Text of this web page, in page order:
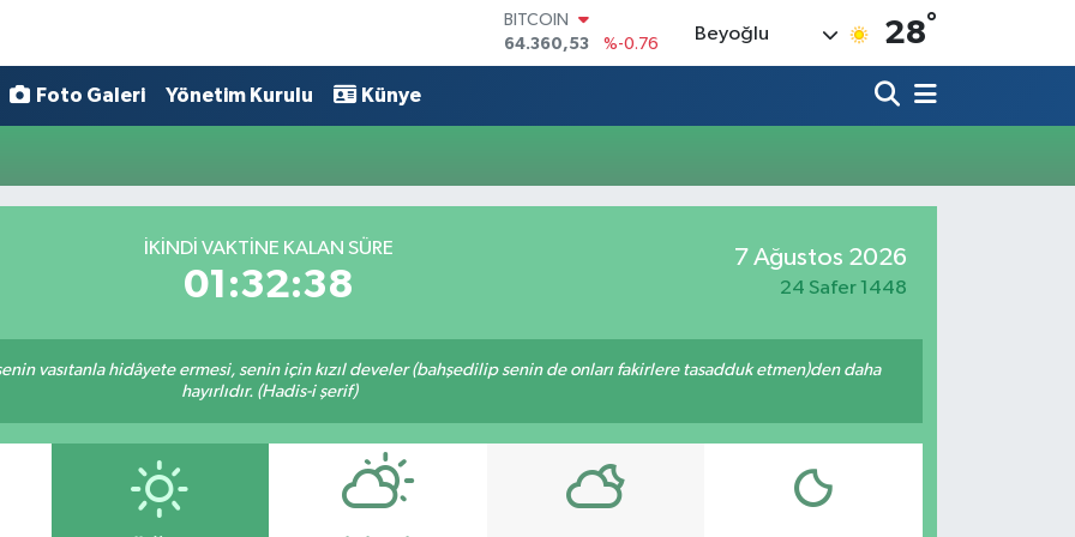
BITCOIN
64.360,53
%-0.76
DOLAR
64,1897
%0.02
Beyoğlu 28°
Foto Galeri Yönetim Kurulu Künye
İKINDI VAKTINE KALAN SÜRE
01:32:38
7 Ağustos 2026
24 Safer 1448
vasıtanla hidâyete ermesi, senin için kızıl develer (bahşedilip senin de onları fakirlere tasadduk etmen)den daha
hayırlıdır. (Hadis-i şerif)